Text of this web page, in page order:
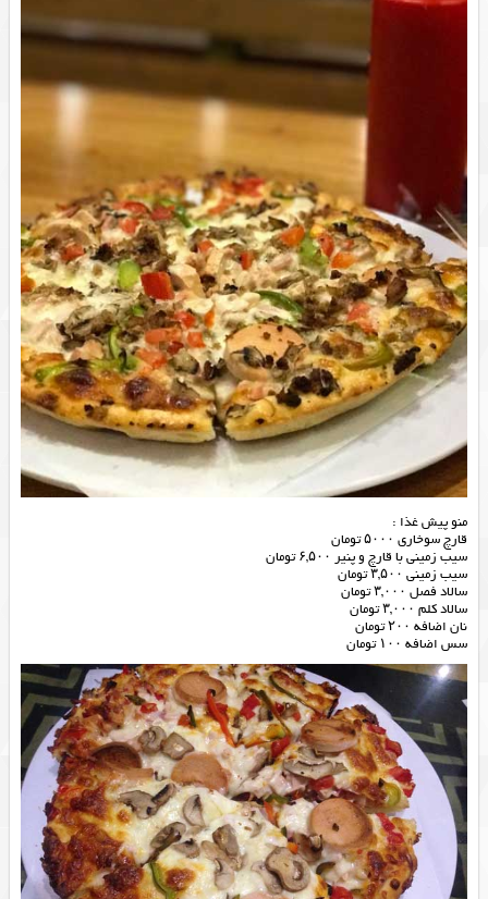
منو پیش غذا :
قارچ سوخاری ۵۰۰۰ تومان
سیب زمینی با قارچ و پنیر ۶,۵۰۰ تومان
سیب زمینی ۳,۵۰۰ تومان
سالاد فصل ۳,۰۰۰ تومان
سالاد کلم ۳,۰۰۰ تومان
نان اضافه ۲۰۰ تومان
سس اضافه ۱۰۰ تومان